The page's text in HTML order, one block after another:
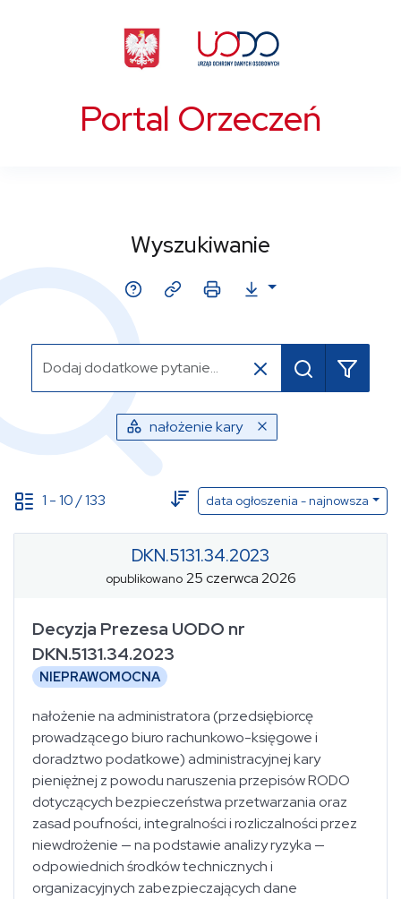
Portal Orzeczeń
Wyszukiwanie
nałożenie kary
Data ogłoszenia (od - do)
Sygnatura
Status
wybierz...
wybierz...
Rozporządzenie o Ochronie Danych Osobowych
1 -10/133 data ogłoszenia - najnowsza
DKN.5131.34.2023
opublikowano 25 czerwca 2026
Decyzja Prezesa UODO nr
DKN.5131.34.2023
NIEPRAWOMOCNA
nałożenie na administratora (przedsiębiorcę
prowadzącego biuro rachunkowo-księgowe i
doradztwo podatkowe) administracyjnej kary
pieniężnej z powodu naruszenia przepisów RODO
dotyczących bezpieczeństwa przetwarzania oraz
zasad poufności, integralności i rozliczalności przez
niewdrożenie — na podstawie analizy ryzyka —
odpowiednich środków technicznych i
organizacyjnych zabezpieczających dane